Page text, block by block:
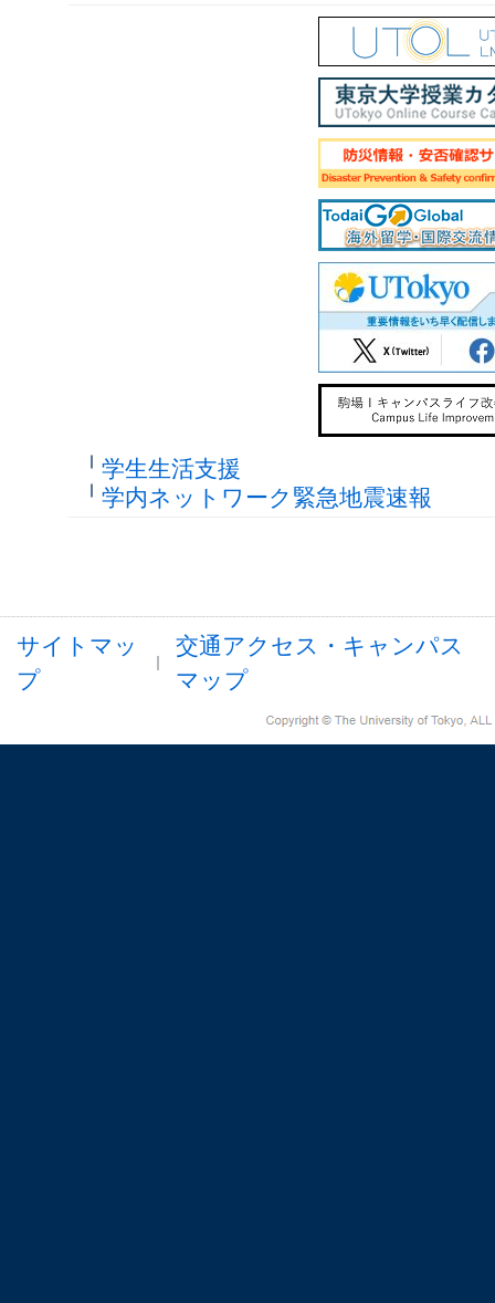
学生生活支援
学内ネットワーク緊急地震速報
サイトマッ
プ
交通アクセス・キャンパス
マップ